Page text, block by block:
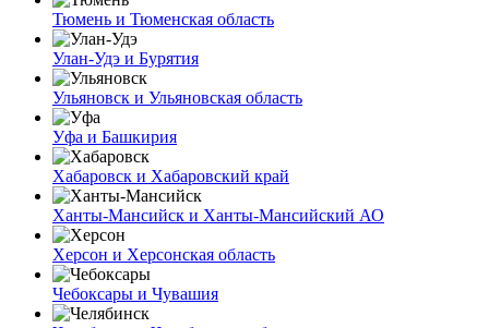
Тюмень и Тюменская область
Улан-Удэ и Бурятия
Ульяновск и Ульяновская область
Уфа и Башкирия
Хабаровск и Хабаровский край
Ханты-Мансийск и Ханты-Мансийский АО
Херсон и Херсонская область
Чебоксары и Чувашия